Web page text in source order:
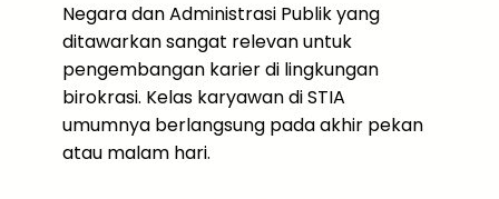
Negara dan Administrasi Publik yang
ditawarkan sangat relevan untuk
pengembangan karier di lingkungan
birokrasi. Kelas karyawan di STIA
umumnya berlangsung pada akhir pekan
atau malam hari.